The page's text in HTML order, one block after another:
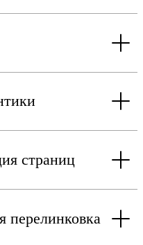
страниц
перелинковка